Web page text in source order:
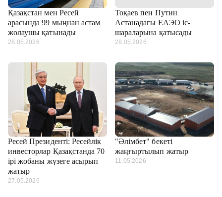
Қазақстан мен Ресей
арасында 99 мыңнан астам
жолаушы қатынады
28.05.2026
Тоқаев пен Путин
Астанадағы ЕАЭО іс-
шараларына қатысады
28.05.2026
Ресей Президенті: Ресейлік
инвесторлар Қазақстанда 70
ірі жобаны жүзеге асырып
жатыр
27.05.2026
"Әлімбет" бекеті
жаңғыртылып жатыр
11.05.2026